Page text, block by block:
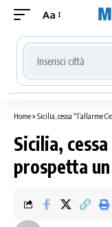
Aa
Cerca località
Home» Sicilia, cessa “l’allarme
Sicilia,
prospetta